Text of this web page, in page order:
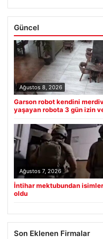
Güncel
Ağustos 8, 2026
Garson robot kendini
yaşayan robota 3 gün izin
Ağustos 7, 2026
İntihar mektubundan
oldu
Son Eklenen Firmalar